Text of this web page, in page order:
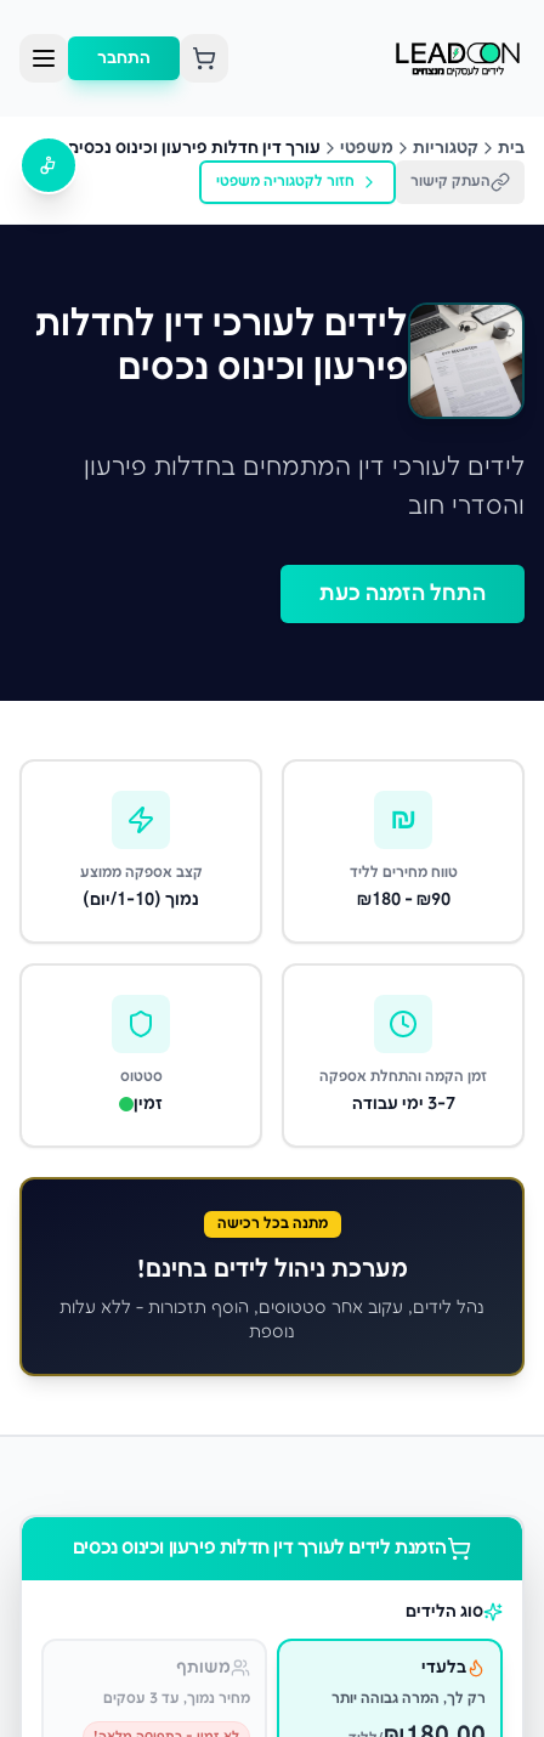
התחבר
בית קטגוריות משפטי עורך דין חדלות פירעון וכינוס נכסים
העתק קישור חזור לקטגוריה משפטי
לידים לעורכי דין לחדלות
פירעון וכינוס נכסים
לידים לעורכי דין המתמחים בחדלות פירעון
והסדרי חוב
התחל הזמנה כעת
₪
טווח מחירים לליד
₪90 - ₪180
קצב אספקה ממוצע
נמוך (1-10/יום)
זמן הקמה והתחלת אספקה
3-7 ימי עבודה
סטטוס
זמין
מתנה בכל רכישה
מערכת ניהול לידים בחינם!
נהל לידים, עקוב אחר סטטוסים, הוסף תזכורות - ללא עלות
נוספת
הזמנת לידים לעורך דין חדלות פירעון וכינוס נכסים
סוג הלידים
בלעדי
רק לך, המרה גבוהה יותר
משותף
מחיר נמוך, עד 3 עסקים